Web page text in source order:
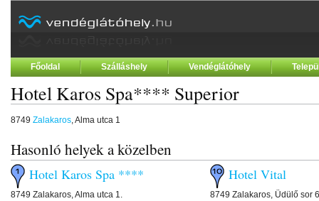
Főoldal Szálláshely Vendéglátóhely
Hotel Karos Spa**** Superior
8749 Zalakaros, Alma utca 1
Hasonló helyek a közelben
Hotel Karos Spa ****
8749 Zalakaros, Alma utca 1.
Hotel Vital
8749 Zalakaros, Üdülő sor